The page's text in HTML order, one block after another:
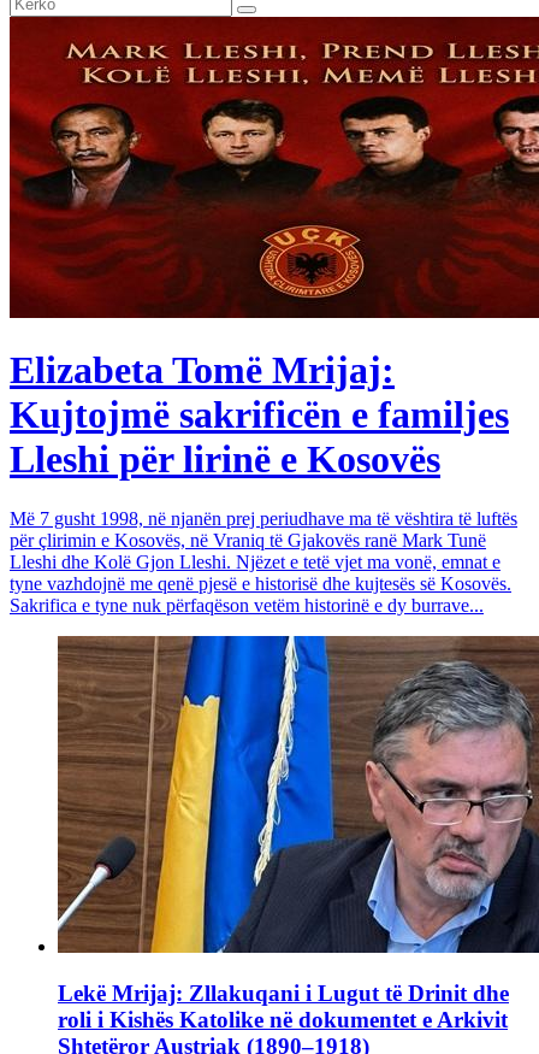
Elizabeta Tomë Mrijaj:
Kujtojmë sakrificën e familjes
Lleshi për lirinë e Kosovës
Më 7 gusht 1998, në njanën prej periudhave ma të vështira të luftës
për çlirimin e Kosovës, në Vraniq të Gjakovës ranë Mark Tunë
Lleshi dhe Kolë Gjon Lleshi. Njëzet e tetë vjet ma vonë, emnat e
tyne vazhdojnë me qenë pjesë e historisë dhe kujtesës së Kosovës.
Sakrifica e tyne nuk përfaqëson vetëm historinë e dy burrave...
Lekë Mrijaj: Zllakuqani i Lugut të Drinit dhe
roli i Kishës Katolike në dokumentet e Arkivit
Shtetëror Austriak (1890–1918)